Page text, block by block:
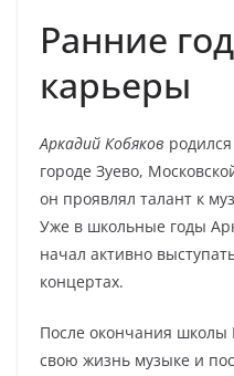
Ранние
карьеры
Аркадий Кобяков
городе Зуево,
он проявлял талант к
Уже в школьные годы
начал активно
концертах.
После окончания школы
свою жизнь музыке и